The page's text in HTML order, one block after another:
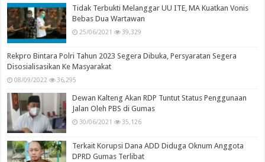
Tidak Terbukti Melanggar UU ITE, MA Kuatkan Vonis
Bebas Dua Wartawan
25/06/2021 39,329
Rekpro Bintara Polri Tahun 2023 Segera Dibuka, Persyaratan Segera
Disosialisasikan Ke Masyarakat
08/09/2022 36,295
Dewan Kalteng Akan RDP Tuntut Status Penggunaan
Jalan Oleh PBS di Gumas
30/06/2021 35,126
Terkait Korupsi Dana ADD Diduga Oknum Anggota
DPRD Gumas Terlibat